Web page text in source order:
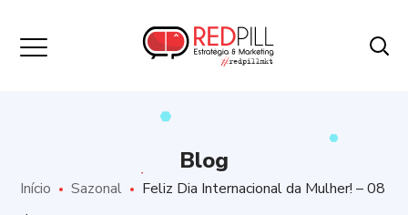
Blog
Início Sazonal
Feliz Dia Internacional da Mulher! – 08